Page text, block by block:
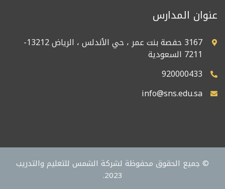
عنوان المدارس
3167 حفصة بنت عمر ، حي الأندلس ، الرياض 13212-
7211 السعودية
920000433
info@sns.edu.sa
© جميع الحقوق محفوظة لشركة الشمس للتعليم والتدريب
2023.